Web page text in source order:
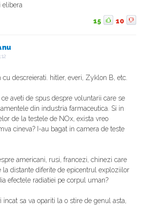
elibera
15 10
descreierati. hitler, everi, Zyklon B, etc.
aveti de spus despre voluntarii care se
din industria farmaceutica. Si in
de la testele de NOx, exista vreo
cineva? I-au bagat in camera de teste
americani, rusi, francezi, chinezi care
distante diferite de epicentrul exploziilor
efectele radiatiei pe corpul uman?
incat sa va opariti la o stire de genul asta,